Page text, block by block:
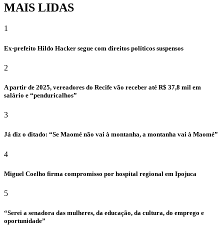
MAIS LIDAS
1
Ex-prefeito Hildo Hacker segue com direitos políticos suspensos
2
A partir de 2025, vereadores do Recife vão receber até R$ 37,8 mil em
salário e “penduricalhos”
3
Já diz o ditado: “Se Maomé não vai à montanha, a montanha vai à Maomé”
4
Miguel Coelho firma compromisso por hospital regional em Ipojuca
5
“Serei a senadora das mulheres, da educação, da cultura, do emprego e
oportunidade”